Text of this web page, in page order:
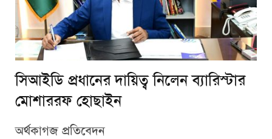
সিআইডি প্রধানের দায়িত্ব নিলেন ব্যারিস্টার
মোশাররফ হোছাইন
অর্থকাগজ প্রতিবেদন